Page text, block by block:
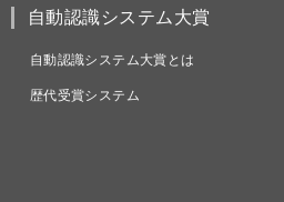
自動認識システム大賞
自動認識システム大賞とは
歴代受賞システム